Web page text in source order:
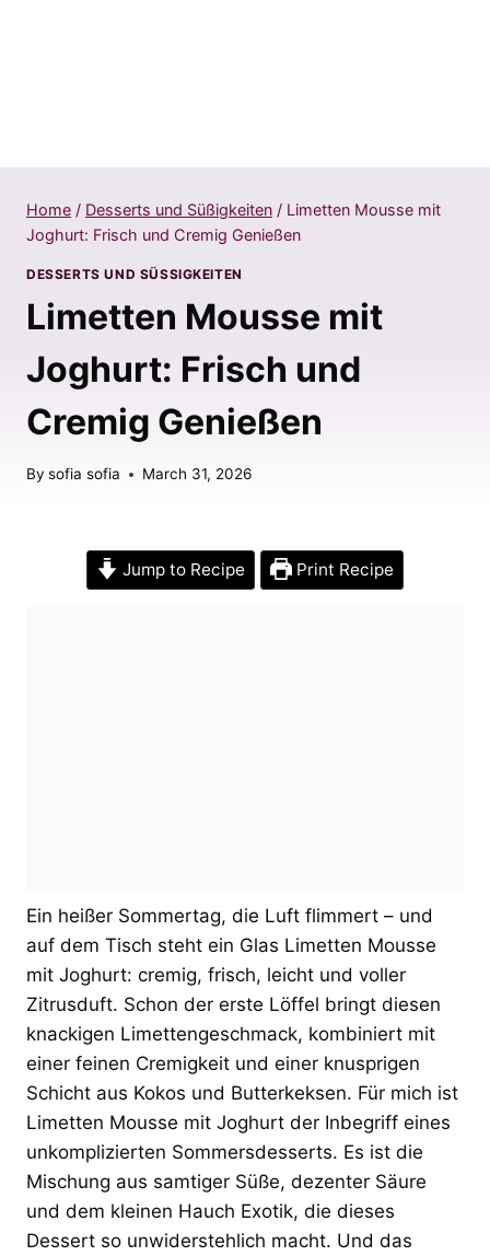
Home / Desserts und Süßigkeiten / Limetten Mousse mit
Joghurt: Frisch und Cremig Genießen
DESSERTS UND SÜSSIGKEITEN
Limetten Mousse mit
Joghurt: Frisch und
Cremig Genießen
By sofia sofia March 31, 2026
Jump to Recipe Print Recipe
Ein heißer Sommertag, die Luft flimmert – und
auf dem Tisch steht ein Glas Limetten Mousse
mit Joghurt: cremig, frisch, leicht und voller
Zitrusduft. Schon der erste Löffel bringt diesen
knackigen Limettengeschmack, kombiniert mit
einer feinen Cremigkeit und einer knusprigen
Schicht aus Kokos und Butterkeksen. Für mich ist
Limetten Mousse mit Joghurt der Inbegriff eines
unkomplizierten Sommersdesserts. Es ist die
Mischung aus samtiger Süße, dezenter Säure
und dem kleinen Hauch Exotik, die dieses
Dessert so unwiderstehlich macht. Und das